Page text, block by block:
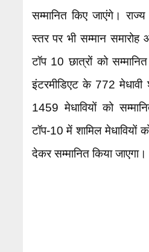
सम्मानित किए जाएंगे।
स्तर पर भी सम्मान समारोह
टॉप 10 छात्रों को
इंटरमीडिएट के 772
1459 मेधावियों को
टॉप-10 में शामिल
देकर सम्मानित किया जाएगा।